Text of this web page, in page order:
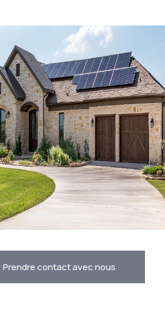
Prendre contact avec nous